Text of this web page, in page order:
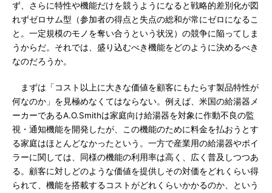
ず、さらに特性や機能だけを競うようになると戦略的差別化が図
れずゼロサム型（参加者の得点と失点の総和が常にゼロになるこ
と。一定規模のモノを奪い合うという状況）の競争に陥ってしま
うからだ。それでは、盛り込むべき機能をどのように決めるべき
なのだろうか。
まずは「コスト以上に大きな価値を顧客にもたらす製品特性が
何なのか」を見極めなくてはならない。例えば、米国の給湯器メ
ーカーであるA.O.Smithは家庭向け給湯器を対象に作動不良の監
視・通知機能を開発したが、この機能のために料金を払おうとす
る家庭はほとんどなかったという。一方で産業用の給湯器やボイ
ラーに関しては、同様の機能の利用率は高く、広く普及しつつあ
る。顧客に対しどのような価値を提供しその対価をどれくらい得
られて、機能を搭載するコストがどれくらいかかるのか、という